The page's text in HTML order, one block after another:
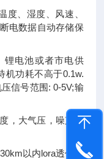
、湿度、风速、
电数据自动存储保
电池或者市电供
机功耗不高于0.1w.
信号范围: 0-5V;输
，大气压，噪声，
以内lora透传，